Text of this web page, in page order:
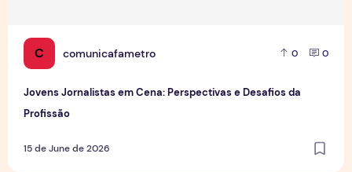
C comunicafametro 0 0
Jovens Jornalistas em Cena: Perspectivas e Desafios da
Profissão
15 de June de 2026